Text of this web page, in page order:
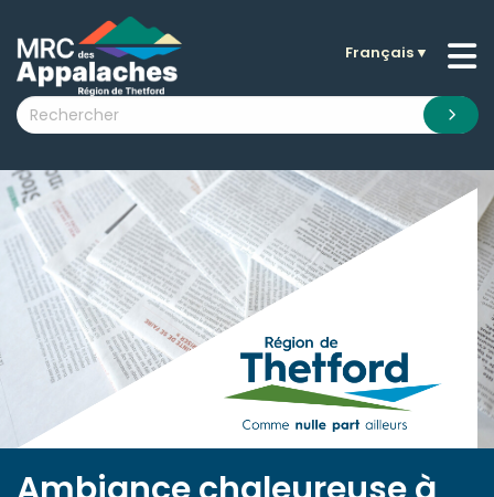
submenu (La MRC )
submenu (Citoyens )
submenu (Visiteurs )
submenu (Nouvelles )
submenu (Documentation )
Français▼